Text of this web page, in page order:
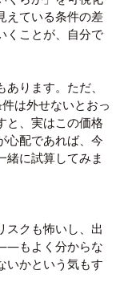
えている条件の差
くことが、自分で
ります。ただ、
は外せないとおっ
と、実はこの価格
心配であれば、今
緒に試算してみま
スクも怖いし、出
もよく分からな
いかという気もす